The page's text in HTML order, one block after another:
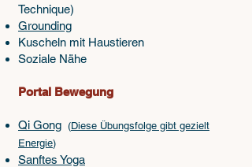
Technique)
Grounding
Kuscheln mit Haustieren
Soziale Nähe
Portal Bewegung
Qi Gong (Diese Übungsfolge gibt gezielt
Energie)
Sanftes Yoga